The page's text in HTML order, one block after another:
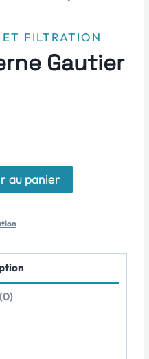
FILTRATION
Gautier
au panier